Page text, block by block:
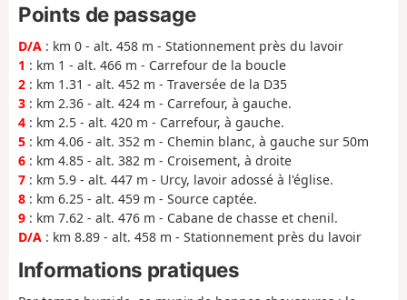
Points de passage
D/A : km 0 - alt. 458 m - Stationnement près du lavoir
1 : km 1 - alt. 466 m - Carrefour de la boucle
2 : km 1.31 - alt. 452 m - Traversée de la D35
3 : km 2.36 - alt. 424 m - Carrefour, à gauche.
4 : km 2.5 - alt. 420 m - Carrefour, à gauche.
5 : km 4.06 - alt. 352 m - Chemin blanc, à gauche sur 50m
6 : km 4.85 - alt. 382 m - Croisement, à droite
7 : km 5.9 - alt. 447 m - Urcy, lavoir adossé à l'église.
8 : km 6.25 - alt. 459 m - Source captée.
9 : km 7.62 - alt. 476 m - Cabane de chasse et chenil.
D/A : km 8.89 - alt. 458 m - Stationnement près du lavoir
Informations pratiques